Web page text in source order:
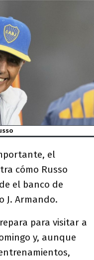
el
cómo Russo
el banco de
J. Armando.
para visitar a
y, aunque